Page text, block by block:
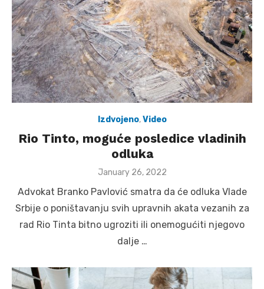
Izdvojeno,Video
Rio Tinto, moguće posledice vladinih
odluka
Posted
January 26, 2022
Advokat Branko Pavlović smatra da će odluka Vlade
Srbije o poništavanju svih upravnih akata vezanih za
rad Rio Tinta bitno ugroziti ili onemogućiti njegovo
dalje …